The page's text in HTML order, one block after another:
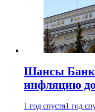
Шансы
инфляцию
1 год спустя1 год